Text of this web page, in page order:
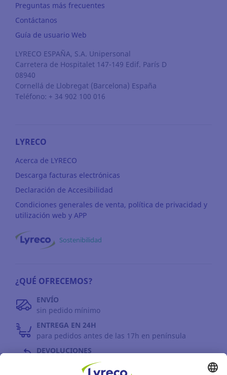
Preguntas más frecuentes
Contáctanos
Guía de usuario Web
LYRECO ESPAÑA, S.A. Unipersonal
Carretera de Hospitalet 147-149 Edif. París D
08940
Cornellá de Llobregat (Barcelona) España
Teléfono: + 34 902 100 016
LYRECO
Acerca de LYRECO
Descarga facturas electrónicas
Declaración de Accesibilidad
Condiciones generales de venta, política de privacidad y
utilización web y APP
Sostenibilidad
¿QUÉ OFRECEMOS?
ENVÍO
sin pedido mínimo
ENTREGA EN 24H
para pedidos antes de las 17h en península
DEVOLUCIONES
antes de 30 días